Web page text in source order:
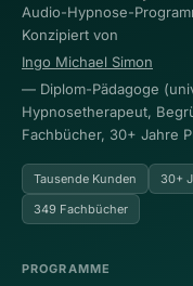
Audio-Hypnose-
Konzipiert von
Ingo Michael Simon
— Diplom-Pädagoge
Hypnosetherapeut,
Fachbücher, 30+ Jahre
Tausende Kunden 30+
349 Fachbücher
PROGRAMME